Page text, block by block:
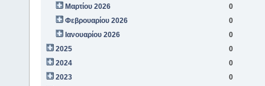
Μαρτίου 2026
0
Φεβρουαρίου 2026
0
Ιανουαρίου 2026
0
2025
0
2024
0
2023
0